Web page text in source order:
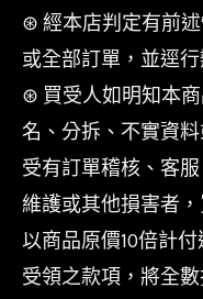
⊛ 經本店判定有前
或全部訂單，並逕行
⊛ 買受人如明知本
名、分拆、不實資
受有訂單稽核、客
維護或其他損害者
以商品原價10倍計
受領之款項，將全